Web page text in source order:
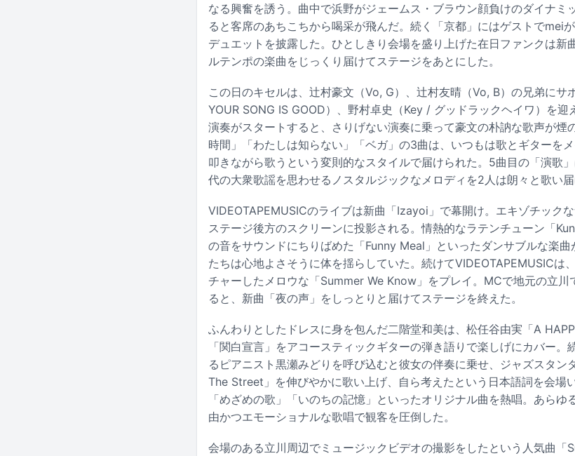
なる興奮を誘う。曲中で浜野がジェームス・ブラウン顔負けのダイナミ
ると客席のあちこちから喝采が飛んだ。続く「京都」にはゲストでmei
デュエットを披露した。ひとしきり会場を盛り上げた在日ファンクは新
ルテンポの楽曲をじっくり届けてステージをあとにした。
この日のキセルは、辻村豪文（Vo, G）、辻村友晴（Vo, B）の兄弟にサ
YOUR SONG IS GOOD）、野村卓史（Key / グッドラックヘイワ）を迎
演奏がスタートすると、さりげない演奏に乗って豪文の朴訥な歌声が煙
時間」「わたしは知らない」「ベガ」の3曲は、いつもは歌とギターを
叩きながら歌うという変則的なスタイルで届けられた。5曲目の「演歌
代の大衆歌謡を思わせるノスタルジックなメロディを2人は朗々と歌い届
VIDEOTAPEMUSICのライブは新曲「Izayoi」で幕開け。エキゾチック
ステージ後方のスクリーンに投影される。情熱的なラテンチューン「
の音をサウンドにちりばめた「Funny Meal」といったダンサブルな楽
たちは心地よさそうに体を揺らしていた。続けてVIDEOTAPEMUSICは
チャーしたメロウな「Summer We Know」をプレイ。MCで地元の立川
ると、新曲「夜の声」をしっとりと届けてステージを終えた。
ふんわりとしたドレスに身を包んだ二階堂和美は、松任谷由実「A
「関白宣言」をアコースティックギターの弾き語りで楽しげにカバー。
るピアニスト黒瀬みどりを呼び込むと彼女の伴奏に乗せ、ジャズスタ
The Street」を伸びやかに歌い上げ、自ら考えたという日本語詞を会場
「めざめの歌」「いのちの記憶」といったオリジナル曲を熱唱。あらゆ
由かつエモーショナルな歌唱で観客を圧倒した。
会場のある立川周辺でミュージックビデオの撮影をしたという人気曲「